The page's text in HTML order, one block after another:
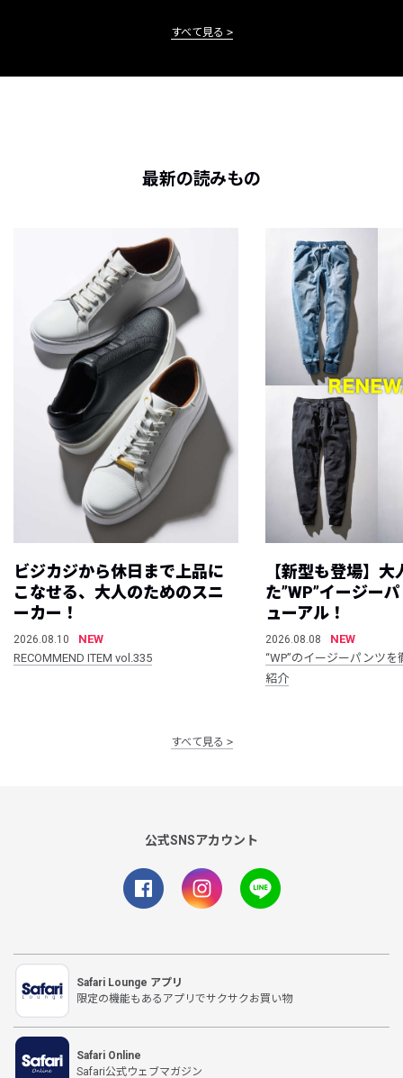
すべて見る
最新の読みもの
ビジカジから休日まで上品に
こなせる、大人のためのスニ
ーカー！
2026.08.10
NEW
RECOMMEND ITEM vol.335
【新型も登場】大
た”WP”イージー
ューアル！
2026.08.08
NEW
“WP”のイージーパンツ
紹介
すべて見る
公式SNSアカウント
Safari Lounge アプリ
限定の機能もあるアプリでサクサクお買い物
Safari Online
Safari公式ウェブマガジン